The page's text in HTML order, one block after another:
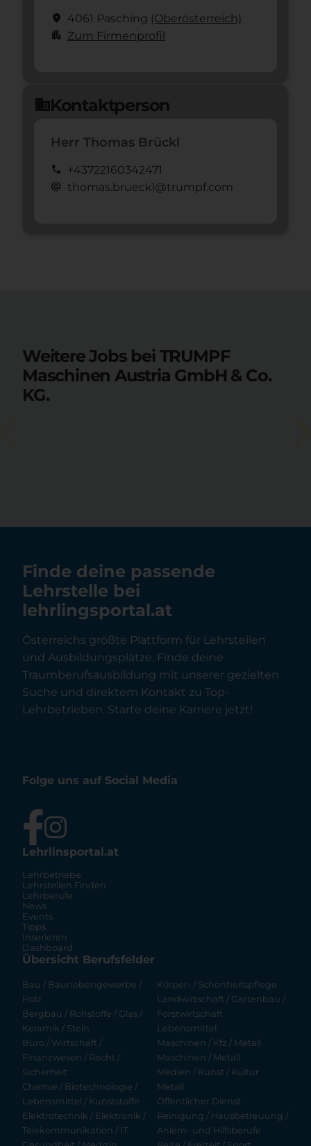
location_on 4061 Pasching (Ober­österreich)
apartment Zum Firmenprofil
domainKontaktperson
Herr Thomas Brückl
call +43722160342471
alternate_email thomas.brueckl@trumpf.com
Weitere Jobs bei TRUMPF
Maschinen Austria GmbH & Co.
KG.
Finde deine passende
Lehrstelle bei
lehrlingsportal.at
Österreichs größte Plattform für Lehrstellen
und Ausbildungsplätze. Finde deine
Traumberufsausbildung mit unserer gezielten
Suche und direktem Kontakt zu Top-
Lehrbetrieben. Starte deine Karriere jetzt!
Folge uns auf Social Media
Lehrlinsportal.at
Lehrbetriebe
Lehrstellen Finden
Lehrberufe
News
Events
Tipps
Inserieren
Dashboard
Übersicht Berufsfelder
Bau / Baunebengewerbe /
Holz
Bergbau / Rohstoffe / Glas /
Keramik / Stein
Büro / Wirtschaft /
Finanzwesen / Recht /
Sicherheit
Chemie / Biotechnologie /
Lebensmittel / Kunststoffe
Elektrotechnik / Elektronik /
Telekommunikation / IT
Körper- / Schönheitspflege
Landwirtschaft / Gartenbau /
Forstwirtschaft
Lebensmittel
Maschinen / Kfz / Metall
Maschinen / Metall
Medien / Kunst / Kultur
Metall
Öffentlicher Dienst
Reinigung / Hausbetreuung /
Anlern- und Hilfsberufe